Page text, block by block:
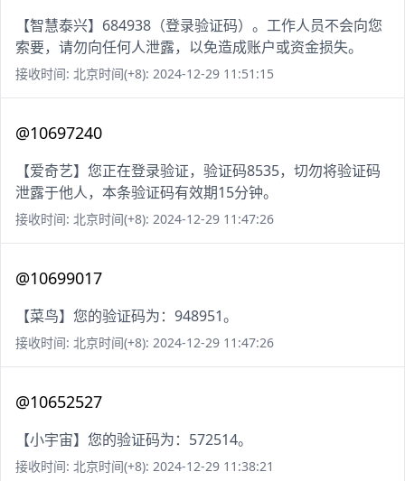
【智慧泰兴】684938（登录验证码）。工作人员不会向您
索要，请勿向任何人泄露，以免造成账户或资金损失。
接收时间: 北京时间(+8): 2024-12-29 11:51:15
@10697240
【爱奇艺】您正在登录验证，验证码8535，切勿将验证码
泄露于他人，本条验证码有效期15分钟。
接收时间: 北京时间(+8): 2024-12-29 11:47:26
@10699017
【菜鸟】您的验证码为：948951。
接收时间: 北京时间(+8): 2024-12-29 11:47:26
@10652527
【小宇宙】您的验证码为：572514。
接收时间: 北京时间(+8): 2024-12-29 11:38:21